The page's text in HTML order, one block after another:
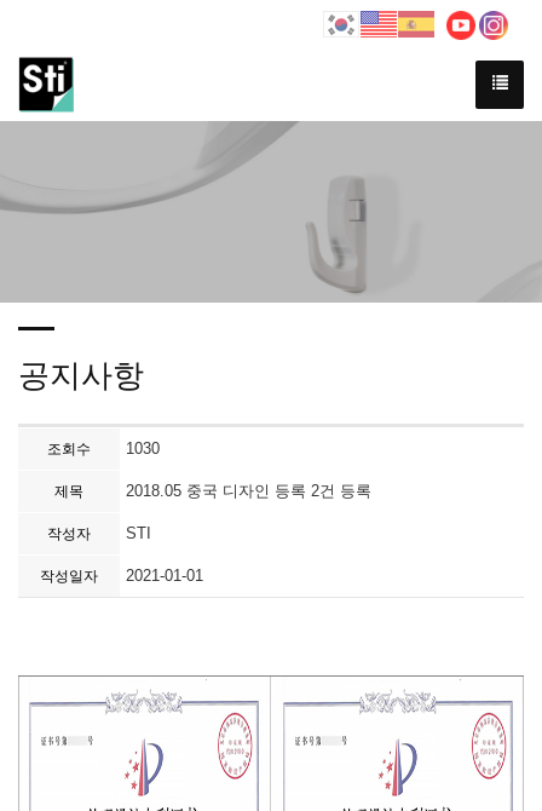
공지사항
조회수 1030
제목 2018.05 중국 디자인 등록 2건 등록
작성자 STI
작성일자 2021-01-01